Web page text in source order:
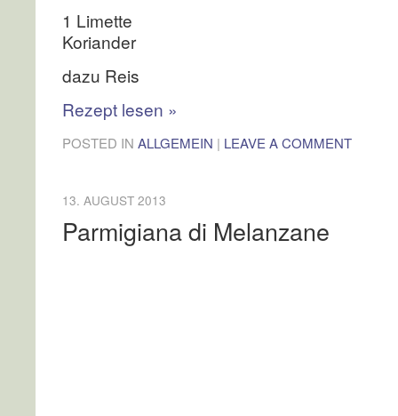
1 Limette
Koriander
dazu Reis
Rezept lesen »
POSTED IN ALLGEMEIN | LEAVE A COMMENT
13. AUGUST 2013
Parmigiana di Melanzane